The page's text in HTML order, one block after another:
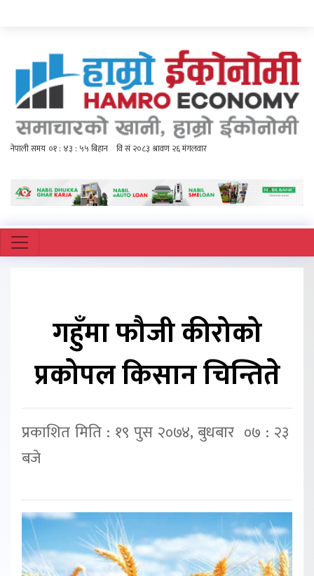
गहुँमा फौजी कीरोको
प्रकोपल किसान चिन्तिते
प्रकाशित मिति : १९ पुस २०७४, बुधबार ०७ : २३
बजे